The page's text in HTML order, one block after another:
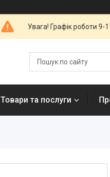
Увага! Графік роботи 9-
Товари та послуги